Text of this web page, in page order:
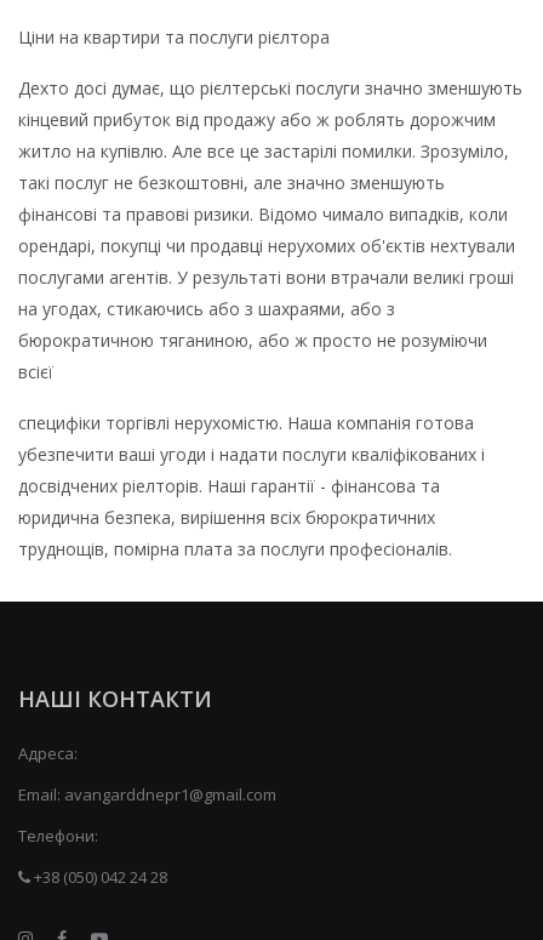
Ціни на квартири та послуги рієлтора
Дехто досі думає, що рієлтерські послуги значно зменшують
кінцевий прибуток від продажу або ж роблять дорожчим
житло на купівлю. Але все це застарілі помилки. Зрозуміло,
такі послуг не безкоштовні, але значно зменшують
фінансові та правові ризики. Відомо чимало випадків, коли
орендарі, покупці чи продавці нерухомих об'єктів нехтували
послугами агентів. У результаті вони втрачали великі гроші
на угодах, стикаючись або з шахраями, або з
бюрократичною тяганиною, або ж просто не розуміючи
всієї
специфіки торгівлі нерухомістю. Наша компанія готова
убезпечити ваші угоди і надати послуги кваліфікованих і
досвідчених ріелторів. Наші гарантії - фінансова та
юридична безпека, вирішення всіх бюрократичних
труднощів, помірна плата за послуги професіоналів.
НАШІ КОНТАКТИ
Адреса:
Email: avangarddnepr1@gmail.com
Телефони:
+38 (050) 042 24 28